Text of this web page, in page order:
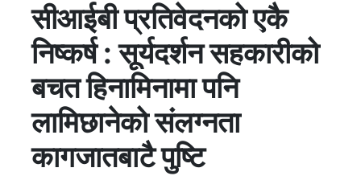
सीआईबी प्रतिवेदनको एकै
निष्कर्ष : सूर्यदर्शन सहकारीको
बचत हिनामिनामा पनि
लामिछानेको संलग्नता
कागजातबाटै पुष्टि